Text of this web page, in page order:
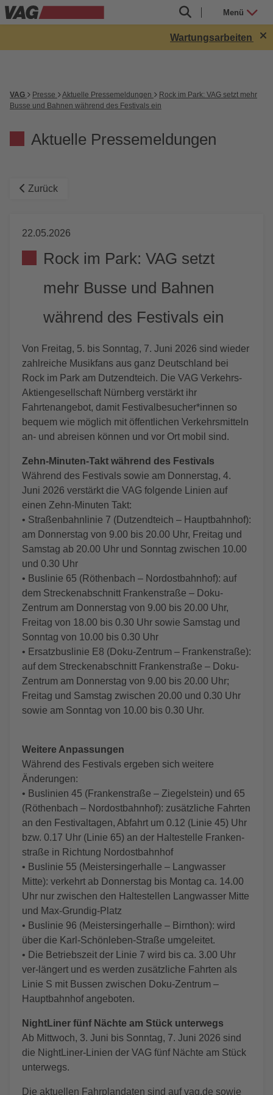
Menü
Wartungsarbeiten in
VAG Presse Aktuelle Pressemeldungen
Rock im Park: VAG setzt mehr
Busse und Bahnen während des Festivals ein
Aktuelle Pressemeldungen
Zurück
22.05.2026
Rock im Park: VAG setzt
mehr Busse und Bahnen
während des Festivals ein
Von Freitag, 5. bis Sonntag, 7. Juni 2026 sind wieder
zahlreiche Musikfans aus ganz Deutschland bei
Rock im Park am Dutzendteich. Die VAG Verkehrs-
Aktiengesellschaft Nürnberg verstärkt ihr
Fahrtenangebot, damit Festivalbesucher*innen so
bequem wie möglich mit öffentlichen Verkehrsmitteln
an- und abreisen können und vor Ort mobil sind.
Zehn-Minuten-Takt während des Festivals
Während des Festivals sowie am Donnerstag, 4.
Juni 2026 verstärkt die VAG folgende Linien auf
einen Zehn-Minuten Takt:
• Straßenbahnlinie 7 (Dutzendteich – Hauptbahnhof):
am Donnerstag von 9.00 bis 20.00 Uhr, Freitag und
Samstag ab 20.00 Uhr und Sonntag zwischen 10.00
und 0.30 Uhr
• Buslinie 65 (Röthenbach – Nordostbahnhof): auf
dem Streckenabschnitt Frankenstraße – Doku-
Zentrum am Donnerstag von 9.00 bis 20.00 Uhr,
Freitag von 18.00 bis 0.30 Uhr sowie Samstag und
Sonntag von 10.00 bis 0.30 Uhr
• Ersatzbuslinie E8 (Doku-Zentrum – Frankenstraße):
auf dem Streckenabschnitt Frankenstraße – Doku-
Zentrum am Donnerstag von 9.00 bis 20.00 Uhr;
Freitag und Samstag zwischen 20.00 und 0.30 Uhr
sowie am Sonntag von 10.00 bis 0.30 Uhr.
Weitere Anpassungen
Während des Festivals ergeben sich weitere
Änderungen:
• Buslinien 45 (Frankenstraße – Ziegelstein) und 65
(Röthenbach – Nordostbahnhof): zusätzliche Fahrten
an den Festivaltagen, Abfahrt um 0.12 (Linie 45) Uhr
bzw. 0.17 Uhr (Linie 65) an der Haltestelle Franken-
straße in Richtung Nordostbahnhof
• Buslinie 55 (Meistersingerhalle – Langwasser
Mitte): verkehrt ab Donnerstag bis Montag ca. 14.00
Uhr nur zwischen den Haltestellen Langwasser Mitte
und Max-Grundig-Platz
• Buslinie 96 (Meistersingerhalle – Birnthon): wird
über die Karl-Schönleben-Straße umgeleitet.
• Die Betriebszeit der Linie 7 wird bis ca. 3.00 Uhr
ver-längert und es werden zusätzliche Fahrten als
Linie S mit Bussen zwischen Doku-Zentrum –
Hauptbahnhof angeboten.
NightLiner fünf Nächte am Stück unterwegs
Ab Mittwoch, 3. Juni bis Sonntag, 7. Juni 2026 sind
die NightLiner-Linien der VAG fünf Nächte am Stück
unterwegs.
Die aktuellen Fahrplandaten sind auf vag.de sowie